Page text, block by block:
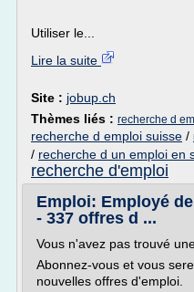
Utiliser le...
Lire la suite
Site : jobup.ch
Thèmes liés : recherche d
recherche d emploi suisse /
/ recherche d un emploi en
recherche d'emploi
Emploi: Employé
- 337 offres d ...
Vous n'avez pas trouvé
Abonnez-vous et vous
nouvelles offres d'emploi.